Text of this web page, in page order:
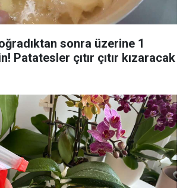
sonra üzerine 1
Patatesler çıtır çıtır kızaracak